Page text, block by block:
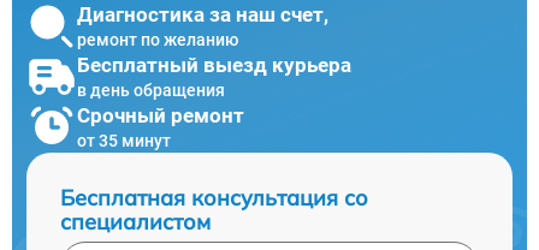
Диагностика за наш счет,
ремонт по желанию
Бесплатный выезд курьера
в день обращения
Срочный ремонт
от 35 минут
Бесплатная консультация со
специалистом